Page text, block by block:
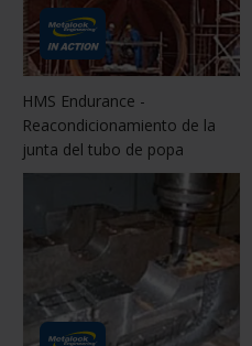
HMS Endurance -
Reacondicionamiento de la
junta del tubo de popa